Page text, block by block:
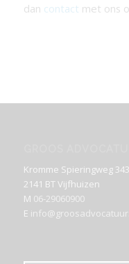
dan contact met ons
Kromme Spieringweg 343
2141 BT Vijfhuizen
M 06-29060900
E